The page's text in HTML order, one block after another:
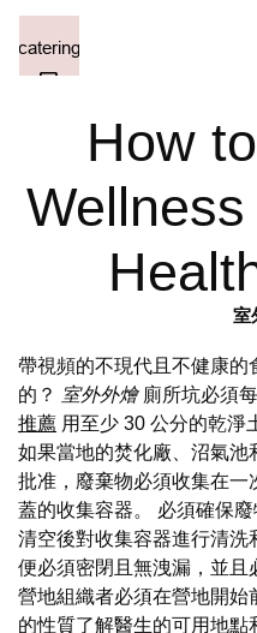
How
室
帶視頻的不現代且不健康的
的？ 室外外燴廁所坑必須
推薦 用至少 30 公分的乾淨
如果當地的焚化廠、沼氣池
批准，廢棄物必須收集在
蓋的收集容器。 必須確保
清空後對收集容器進行清洗
便必須密閉且無洩漏，並且
營地組織者必須在營地開始
的性質了解醫生的可用地